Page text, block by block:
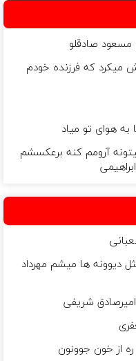
مسعود صادقلو
میکرد که فرزنده خودم
هوای تو میاد
آرومم کنه برعکسشم
دیوونه ها میشم مهرداد
شریفی
از خون جوونون